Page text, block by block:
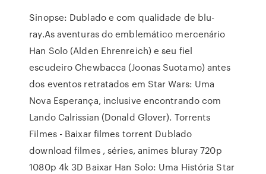
Sinopse: Dublado e com qualidade de blu-
ray.As aventuras do emblemático mercenário
Han Solo (Alden Ehrenreich) e seu fiel
escudeiro Chewbacca (Joonas Suotamo) antes
dos eventos retratados em Star Wars: Uma
Nova Esperança, inclusive encontrando com
Lando Calrissian (Donald Glover). Torrents
Filmes - Baixar filmes torrent Dublado
download filmes , séries, animes bluray 720p
1080p 4k 3D Baixar Han Solo: Uma História Star